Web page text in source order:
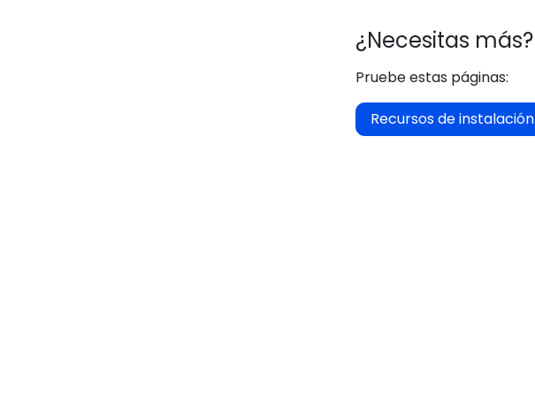
¿Necesitas más?
Pruebe estas páginas:
Recursos de instalación